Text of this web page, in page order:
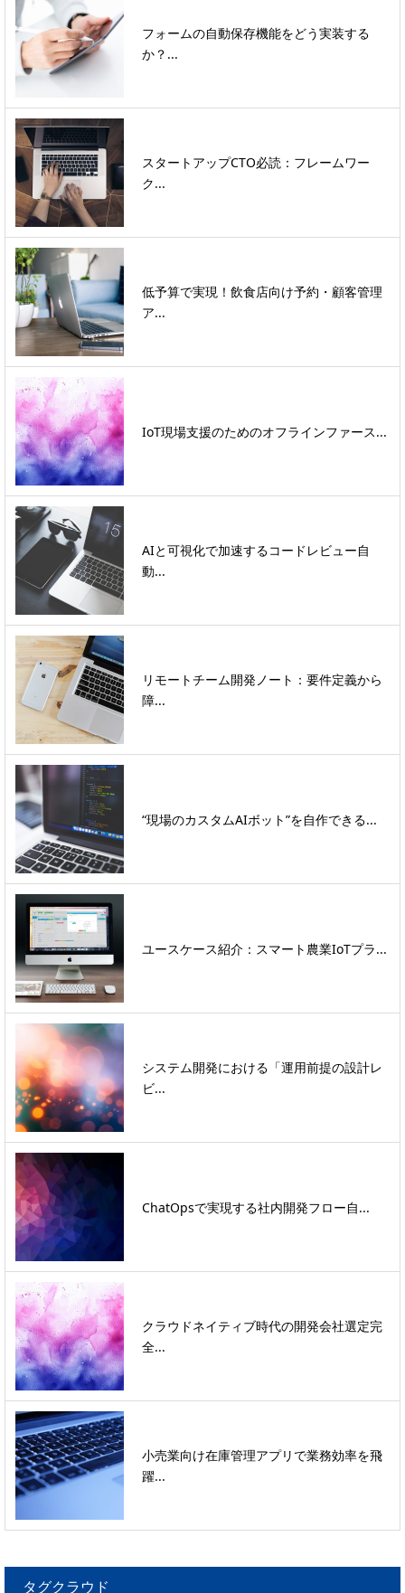
フォームの自動保存機能をどう実装する
か？...
スタートアップCTO必読：フレームワー
ク...
低予算で実現！飲食店向け予約・顧客管理
ア...
IoT現場支援のためのオフラインファース...
AIと可視化で加速するコードレビュー自
動...
リモートチーム開発ノート：要件定義から
障...
“現場のカスタムAIボット”を自作できる...
ユースケース紹介：スマート農業IoTプラ...
システム開発における「運用前提の設計レ
ビ...
ChatOpsで実現する社内開発フロー自...
クラウドネイティブ時代の開発会社選定完
全...
小売業向け在庫管理アプリで業務効率を飛
躍...
タグクラウド